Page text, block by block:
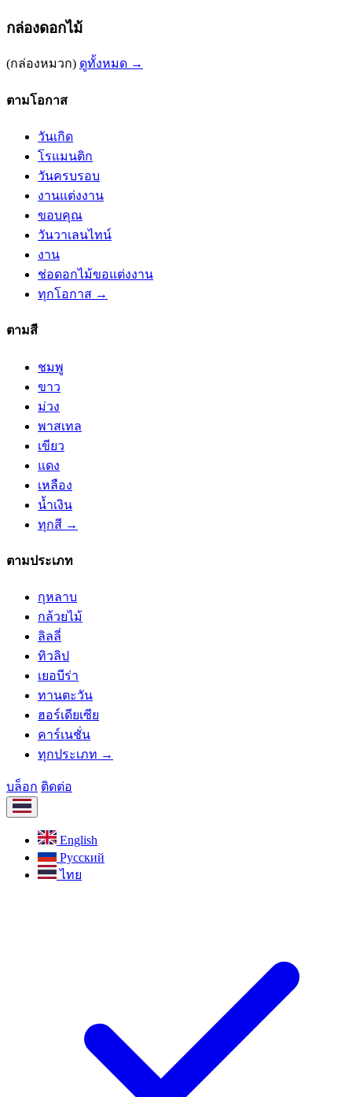
กล่องดอกไม้
(กล่องหมวก) ดูทั้งหมด →
ตามโอกาส
วันเกิด
โรแมนติก
วันครบรอบ
งานแต่งงาน
ขอบคุณ
วันวาเลนไทน์
งาน
ช่อดอกไม้ขอแต่งงาน
ทุกโอกาส →
ตามสี
ชมพู
ขาว
ม่วง
พาสเทล
เขียว
แดง
เหลือง
น้ำเงิน
ทุกสี →
ตามประเภท
กุหลาบ
กล้วยไม้
ลิลลี่
ทิวลิป
เยอบีร่า
ทานตะวัน
ฮอร์เดียเซีย
คาร์เนชั่น
ทุกประเภท →
บล็อก ติดต่อ
English
Русский
ไทย